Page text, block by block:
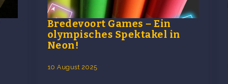
Bredevoort Games – Ein
olympisches Spektakel in
Neon!
10 August 2025